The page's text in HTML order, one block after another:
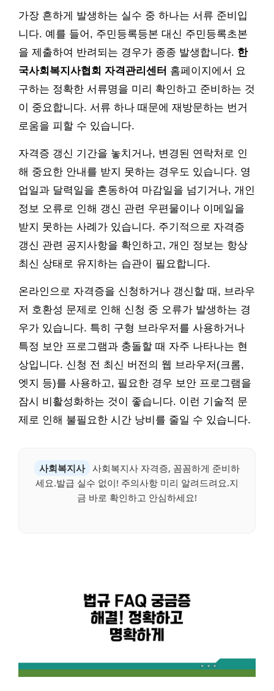
가장 흔하게 발생하는 실수 중 하나는 서류 준비입
니다. 예를 들어, 주민등록등본 대신 주민등록초본
을 제출하여 반려되는 경우가 종종 발생합니다. 한
국사회복지사협회 자격관리센터 홈페이지에서 요
구하는 정확한 서류명을 미리 확인하고 준비하는 것
이 중요합니다. 서류 하나 때문에 재방문하는 번거
로움을 피할 수 있습니다.
자격증 갱신 기간을 놓치거나, 변경된 연락처로 인
해 중요한 안내를 받지 못하는 경우도 있습니다. 영
업일과 달력일을 혼동하여 마감일을 넘기거나, 개인
정보 오류로 인해 갱신 관련 우편물이나 이메일을
받지 못하는 사례가 있습니다. 주기적으로 자격증
갱신 관련 공지사항을 확인하고, 개인 정보는 항상
최신 상태로 유지하는 습관이 필요합니다.
온라인으로 자격증을 신청하거나 갱신할 때, 브라우
저 호환성 문제로 인해 신청 중 오류가 발생하는 경
우가 있습니다. 특히 구형 브라우저를 사용하거나
특정 보안 프로그램과 충돌할 때 자주 나타나는 현
상입니다. 신청 전 최신 버전의 웹 브라우저(크롬,
엣지 등)를 사용하고, 필요한 경우 보안 프로그램을
잠시 비활성화하는 것이 좋습니다. 이런 기술적 문
제로 인해 불필요한 시간 낭비를 줄일 수 있습니다.
사회복지사 사회복지사 자격증, 꼼꼼하게 준비하
세요.발급 실수 없이! 주의사항 미리 알려드려요.지
금 바로 확인하고 안심하세요!